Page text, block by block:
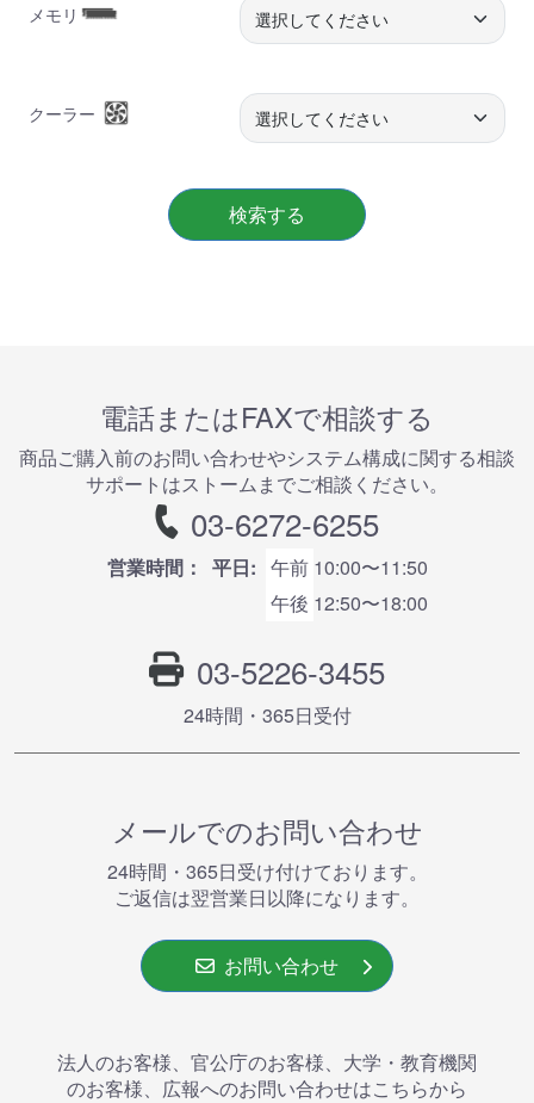
メモリ
クーラー
検索する
電話またはFAXで相談する
商品ご購⼊前のお問い合わせやシステム構成に関する相談
サポートはストームまでご相談ください。
03-6272-6255
営業時間： 平日: 午前 10:00〜11:50
午後 12:50〜18:00
03-5226-3455
24時間・365⽇受付
メールでのお問い合わせ
24時間・365⽇受け付けております。
ご返信は翌営業⽇以降になります。
お問い合わせ
法人のお客様、官公庁のお客様、大学・教育機関
のお客様、広報へのお問い合わせはこちらから